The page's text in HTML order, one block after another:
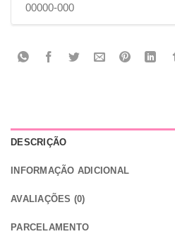
DESCRIÇÃO
INFORMAÇÃO ADICIONAL
AVALIAÇÕES (0)
PARCELAMENTO